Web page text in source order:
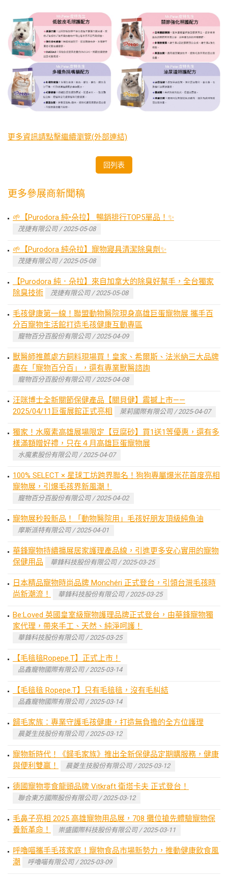
更多資訊請點擊繼續瀏覽(外部連結)
回列表
更多參展商新聞稿
🌱【Purodora 純•朵拉】 暢銷排行TOP5單品！✨
茂捷有限公司 / 2025-05-08
🌱【Purodora 純朵拉】寵物寢具清潔除臭劑✨
茂捷有限公司 / 2025-05-08
【Purodora 純．朵拉】來自加拿大的除臭好幫手，全台獨家
除臭技術
茂捷有限公司 / 2025-05-08
毛孩健康第一線！聯盟動物醫院現身高雄巨蛋寵物展 攜手百
分百寵物生活館打造毛孩健康互動專區
寵物百分百股份有限公司 / 2025-04-09
獸醫師推薦處方飼料現場買！皇家、希爾斯、法米納三大品牌
盡在「寵物百分百」，還有專業獸醫諮詢
寵物百分百股份有限公司 / 2025-04-08
汪咪博士全新關節保健產品【關貝健】震撼上市——
2025/04/11巨蛋展館正式亮相
萊莉國際有限公司 / 2025-04-07
獨家！水魔素高雄展場限定【豆腐砂】買1送1等優惠，還有多
樣滿額贈好禮，只在４月高雄巨蛋寵物展
水魔素股份有限公司 / 2025-04-07
100% SELECT × 星球工坊跨界聯名！狗狗專屬爆米花首度亮相
寵物展，引爆毛孩界新風潮！
寵物百分百股份有限公司 / 2025-04-02
寵物展秒殺新品！「動物醫院用」毛孩好朋友頂級純魚油
摩斯派特有限公司 / 2025-04-01
華鋒寵物持續擴展居家護理產品線，引進更多安心實用的寵物
保健用品
華鋒科技股份有限公司 / 2025-03-25
日本精品寵物時尚品牌 Monchéri 正式登台，引領台灣毛孩時
尚新潮流！
華鋒科技股份有限公司 / 2025-03-25
Be:Loved 英國皇室級寵物護理品牌正式登台，由華鋒寵物獨
家代理，帶來手工、天然、純淨呵護！
華鋒科技股份有限公司 / 2025-03-25
【毛毰毰Ropepe.T】正式上市！
品鑫寵物國際有限公司 / 2025-03-14
【毛毰毰 Ropepe.T】只有毛毰毰，沒有毛糾結
品鑫寵物國際有限公司 / 2025-03-14
歸毛家族：專業守護毛孩健康，打造無負擔的全方位護理
晨菱生技股份有限公司 / 2025-03-12
寵物新時代！《歸毛家族》推出全新保健品定期購服務，健康
與便利雙贏！
晨菱生技股份有限公司 / 2025-03-12
德國寵物零食龍頭品牌 Vitkraft 衛塔卡夫 正式登台！
聯合東方國際股份有限公司 / 2025-03-12
毛鼻子亮相 2025 高雄寵物用品展，708 攤位搶先體驗寵物保
養新革命！
崇盛國際科技股份有限公司 / 2025-03-11
呼嚕喵攜手毛孩家庭！寵物食品市場新勢力，推動健康飲食風
潮
呼嚕喵有限公司 / 2025-03-09